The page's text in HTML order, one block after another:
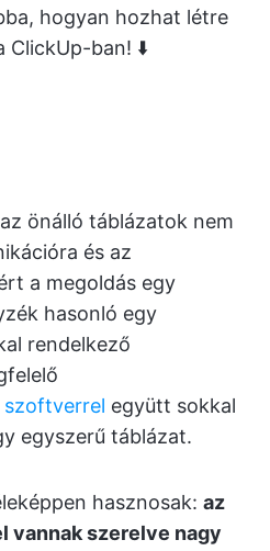
hogyan hozhat létre
ClickUp-ban! ⬇️
önálló táblázatok nem
és az
a megoldás egy
hasonló egy
rendelkező
együtt sokkal
egyszerű táblázat.
hasznosak: az
vannak szerelve nagy